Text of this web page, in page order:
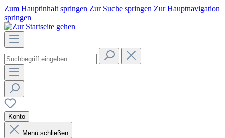
Zum Hauptinhalt springen Zur Suche springen Zur Hauptnavigation
springen
Konto
Menü schließen